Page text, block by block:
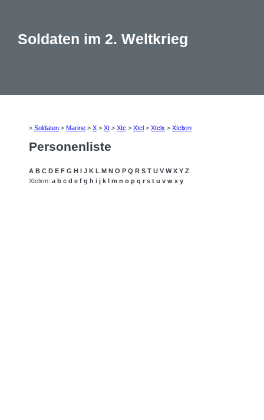
Soldaten im 2. Weltkrieg
> Soldaten > Marine > X > Xt > Xtc > Xtcl > Xtclx > Xtclxm
Personenliste
A B C D E F G H I J K L M N O P Q R S T U V W X Y Z
Xtclxm: a b c d e f g h i j k l m n o p q r s t u v w x y